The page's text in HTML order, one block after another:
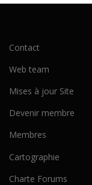
Contact
Web team
Mises à jour Site
Devenir membre
Membres
Cartographie
Charte Forums